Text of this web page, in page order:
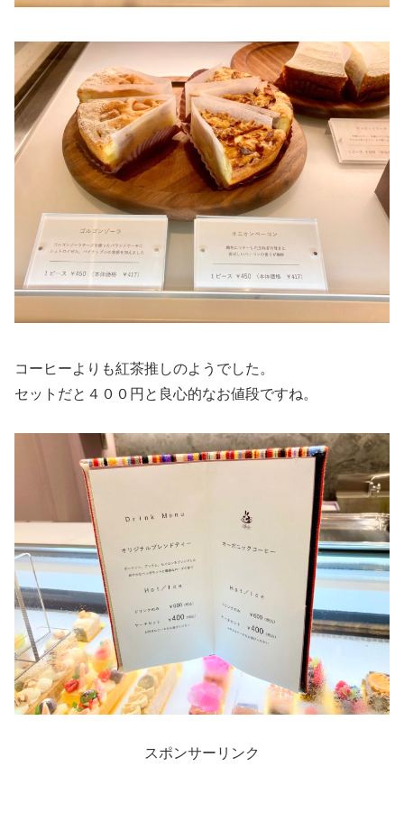
コーヒーよりも紅茶推しのようでした。
セットだと４００円と良心的なお値段ですね。
スポンサーリンク